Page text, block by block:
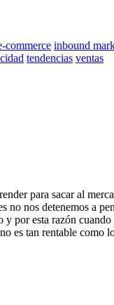
commerce inbound
tendencias ventas
para sacar al
no nos detenemos a
y por esta razón cuando
es tan rentable como